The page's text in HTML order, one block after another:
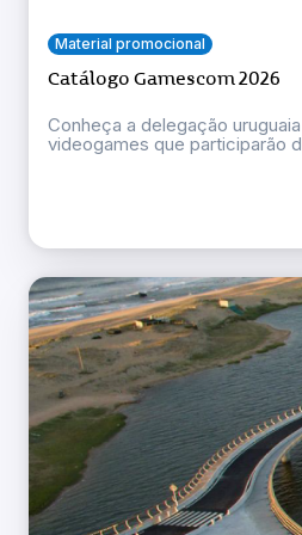
Material promocional
Catálogo Gamescom 2026
Conheça a delegação
videogames que participarão